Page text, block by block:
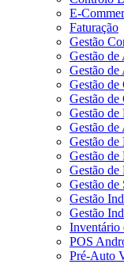
E-
Faturação
Gestão
Gestão de
Gestão de
Gestão de
Gestão de
Gestão de
Gestão de
Gestão
Gestão de
Gestão de
Gestão de
Gestão
Gestão
Inventário
POS
Pré-Auto